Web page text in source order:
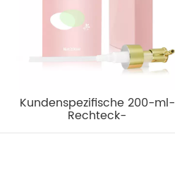
Kundenspezifische 200-ml-
Rechteck-
Pumpsprühflasche aus